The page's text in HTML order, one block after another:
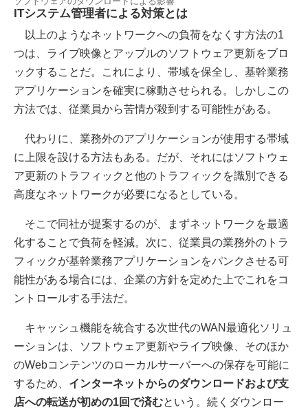
ITシステム管理者による対策とは
以上のようなネットワークへの負荷をなくす方法の1
つは、ライブ映像とアップルのソフトウェア更新をブロ
ックすることだ。これにより、帯域を保全し、基幹業務
アプリケーションを確実に稼動させられる。しかしこの
方法では、従業員から苦情が殺到する可能性がある。
代わりに、業務外のアプリケーションが使用する帯域
に上限を設ける方法もある。だが、それにはソフトウェ
ア更新のトラフィックと他のトラフィックを識別できる
高度なネットワークが必要になるとしている。
そこで同社が提案するのが、まずネットワークを最適
化することで負荷を軽減。次に、従業員の業務外のトラ
フィックが基幹業務アプリケーションをパンクさせる可
能性がある場合には、企業の方針を定めた上でこれをコ
ントロールする手法だ。
キャッシュ機能を統合する次世代のWAN最適化ソリュ
ーションは、ソフトウェア更新やライブ映像、そのほか
のWebコンテンツのローカルサーバーへの保存を可能に
するため、 インターネットからのダウンロードおよび支
店への転送が初めの1回で済むという。続くダウンロー